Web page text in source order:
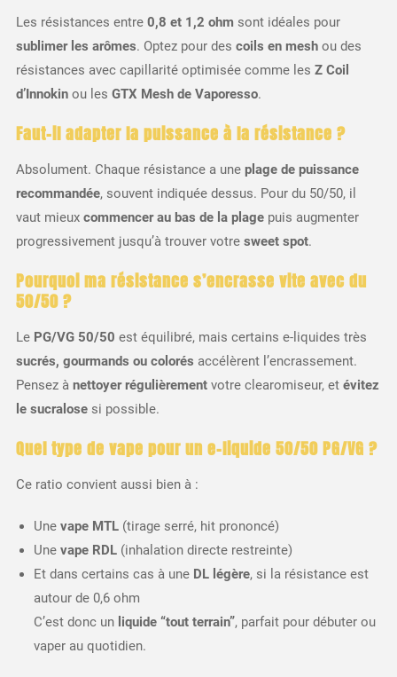
Les résistances entre 0,8 et 1,2 ohmsont idéales pour
sublimer les arômes. Optez pour des coils en meshou des
résistances avec capillarité optimisée comme les Z Coil
d’Innokinou les GTX Mesh de Vaporesso.
Faut-il adapter la puissance à la résistance ?
Absolument. Chaque résistance a une plage de puissance
recommandée, souvent indiquée dessus. Pour du 50/50, il
vaut mieux commencer au bas de la plagepuis augmenter
progressivement jusqu’à trouver votre sweet spot.
Pourquoi ma résistance s’encrasse vite avec du
50/50 ?
Le PG/VG 50/50 est équilibré, mais certains e-liquides très
sucrés, gourmands ou colorés accélèrent l’encrassement.
Pensez à nettoyer régulièrementvotre clearomiseur, et évitez
le sucralosesi possible.
Quel type de vape pour un e-liquide 50/50 PG/VG ?
Ce ratio convient aussi bien à :
Une vape MTL(tirage serré, hit prononcé)
Une vape RDL(inhalation directe restreinte)
Et dans certains cas à une DL légère, si la résistance est
autour de 0,6 ohm
C’est donc un liquide “tout terrain”, parfait pour débuter ou
vaper au quotidien.